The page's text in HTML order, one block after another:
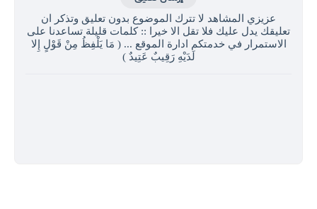
عزيزي المشاهد لا تترك الموضوع بدون تعليق وتذكر ان
تعليقك يدل عليك فلا تقل الا خيرا :: كلمات قليلة تساعدنا على
الاستمرار في خدمتكم ادارة الموقع ... ( مَا يَلْفِظُ مِنْ قَوْلٍ إِلا
لَدَيْهِ رَقِيبٌ عَتِيدٌ )